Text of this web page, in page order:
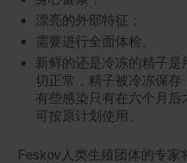
漂亮的外部特征；
需要进行全面体检。
新鲜的还是冷冻的精子
切正常，精子被冷冻保存
有些感染只有在六个月后
可按原计划使用。
Feskov人类生殖团体的专家